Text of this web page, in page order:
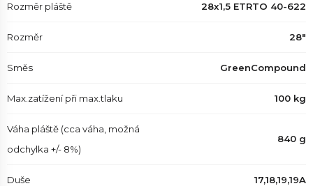
Rozměr pláště 28x1,5 ETRTO 40-622
Rozměr 28"
Směs GreenCompound
Max.zatížení při max.tlaku 100 kg
Váha pláště (cca váha, možná
odchylka +/- 8%)
840 g
Duše 17,18,19,19A